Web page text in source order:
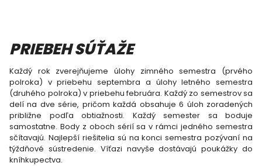
PRIEBEH SÚŤAŽE
Každý rok zverejňujeme úlohy zimného semestra (prvého
polroka) v priebehu septembra a úlohy letného semestra
(druhého polroka) v priebehu februára. Každý zo semestrov sa
delí na dve série, pričom každá obsahuje 6 úloh zoradených
približne podľa obtiažnosti. Každý semester sa boduje
samostatne. Body z oboch sérií sa v rámci jedného semestra
sčítavajú. Najlepší riešitelia sú na konci semestra pozývaní na
týždňové sústredenie. Víťazi navyše dostávajú poukážky do
kníhkupectva.